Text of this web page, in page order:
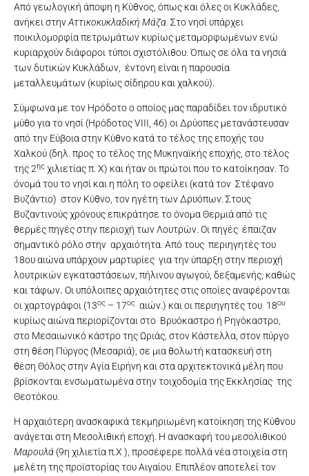
Από γεωλογική άποψη η Κύθνος, όπως και όλες οι Κυκλάδες,
ανήκει στηνΑττικοκυκλαδική Μάζα. Στο νησί υπάρχει
ποικιλομορφία πετρωμάτων κυρίως μεταμορφωμένων ενώ
κυριαρχούν διάφοροι τύποι σχιστόλιθου. Όπως σε όλα τα νησιά
των δυτικών Κυκλάδων, έντονη είναι η παρουσία
μεταλλευμάτων (κυρίως σίδηρου και χαλκού).
Σύμφωνα με τον Ηρόδοτο ο οποίος μας παραδίδει τον ιδρυτικό
μύθο για το νησί (Ηρόδοτος VIII, 46) οι Δρύοπες μετανάστευσαν
από την Εύβοια στην Κύθνο κατά το τέλος της εποχής του
Χαλκού (δηλ. προς το τέλος της Μυκηναϊκής εποχής, στο τέλος
της 2ης χιλιετίας π. Χ) και ήταν οι πρώτοι που το κατοίκησαν. Το
όνομά του το νησί και η πόλη το οφείλει (κατά τον Στέφανο
Βυζάντιο) στον Κύθνο, τον ηγέτη των Δρυόπων. Στους
Βυζαντινούς χρόνους επικράτησε το όνομα Θερμιά από τις
θερμές πηγές στην περιοχή των Λουτρών. Οι πηγές έπαιζαν
σημαντικό ρόλο στην αρχαιότητα. Από τους περιηγητές του
18ου αιώνα υπάρχουν μαρτυρίες για την ύπαρξη στην περιοχή
λουτρικών εγκαταστάσεων, πήλινου αγωγού, δεξαμενής, καθώς
και τάφων. Οι υπόλοιπες αρχαιότητες στις οποίες αναφέρονται
oι χαρτογράφοι (13ος – 17ος αιών.) και οι περιηγητές του 18ου
κυρίως αιώνα περιορίζονται στο Βρυόκαστρο ή Ρηγόκαστρο,
στο Μεσαιωνικό κάστρο της Ωριάς, στον Κάστελλα, στον πύργο
στη θέση Πύργος (Μεσαριά), σε μια θολωτή κατασκευή στη
θέση Θόλος στην Αγία Ειρήνη και στα αρχιτεκτονικά μέλη που
βρίσκονται ενσωματωμένα στην τοιχοδομία της Εκκλησίας της
Θεοτόκου.
Η αρχαιότερη ανασκαφικά τεκμηριωμένη κατοίκηση της Κύθνου
ανάγεται στη Μεσολιθική εποχή. Η ανασκαφή του μεσολιθικού
Μαρουλά (9η χιλιετία π.Χ ), προσέφερε πολλά νέα στοιχεία στη
μελέτη της προϊστορίας του Αιγαίου. Επιπλέον αποτελεί τον